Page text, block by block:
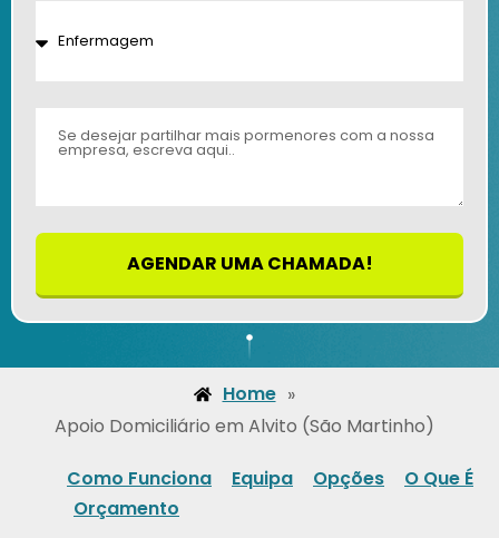
AGENDAR UMA CHAMADA!
Home »
Apoio Domiciliário em Alvito (São Martinho)
Como Funciona Equipa Opções
O Que É
Orçamento